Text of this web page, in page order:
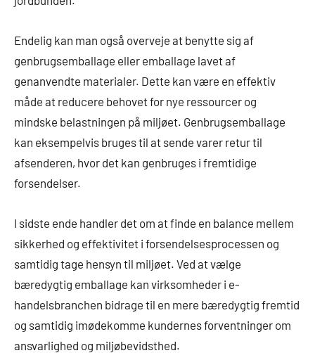
Endelig kan man også overveje at benytte sig af
genbrugsemballage eller emballage lavet af
genanvendte materialer. Dette kan være en effektiv
måde at reducere behovet for nye ressourcer og
mindske belastningen på miljøet. Genbrugsemballage
kan eksempelvis bruges til at sende varer retur til
afsenderen, hvor det kan genbruges i fremtidige
forsendelser.
I sidste ende handler det om at finde en balance mellem
sikkerhed og effektivitet i forsendelsesprocessen og
samtidig tage hensyn til miljøet. Ved at vælge
bæredygtig emballage kan virksomheder i e-
handelsbranchen bidrage til en mere bæredygtig fremtid
og samtidig imødekomme kundernes forventninger om
ansvarlighed og miljøbevidsthed.